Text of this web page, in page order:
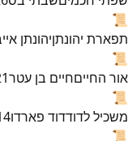
📜
תפארת יהונתןיהונתן
📜
אור החייםחיים בן עטר
📜
משכיל לדודדוד פארדו
📜